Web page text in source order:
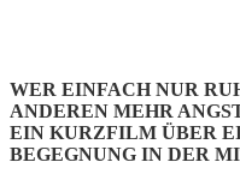
WER EINFACH NUR
ANDEREN MEHR
EIN KURZFILM ÜBER
BEGEGNUNG IN DER